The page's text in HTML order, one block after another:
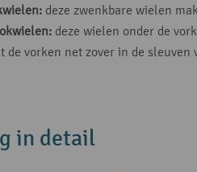
deze zwenkbare wielen
deze wielen onder de
de vorken net zover in de
in detail